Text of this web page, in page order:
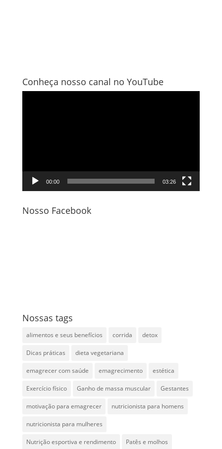
Conheça nosso canal no YouTube
00:00 03:26
Nosso Facebook
Nossas tags
alimentos e seus benefícios corrida detox
Dicas práticas dieta vegetariana
emagrecer com saúde emagrecimento estética
Exercício físico Ganho de massa muscular Gestantes
motivação para emagrecer nutricionista para homens
nutricionista para mulheres
Nutrição esportiva e rendimento Patês e molhos